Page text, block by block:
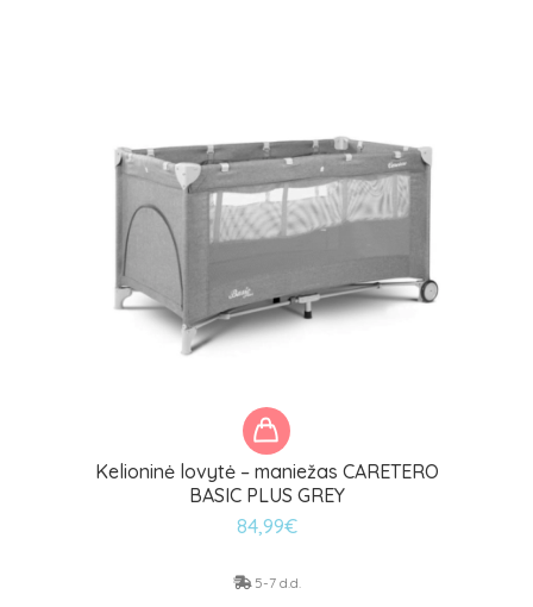
Kelioninė lovytė – maniežas CARETERO
BASIC PLUS GREY
84,99€
5-7 d.d.